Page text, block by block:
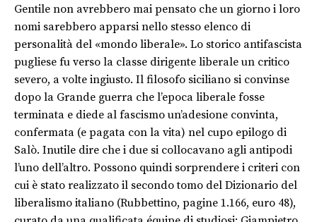
Gentile non avrebbero mai pensato che un giorno i loro
nomi sarebbero apparsi nello stesso elenco di
personalità del «mondo liberale». Lo storico antifascista
pugliese fu verso la classe dirigente liberale un critico
severo, a volte ingiusto. Il filosofo siciliano si convinse
dopo la Grande guerra che l’epoca liberale fosse
terminata e diede al fascismo un’adesione convinta,
confermata (e pagata con la vita) nel cupo epilogo di
Salò. Inutile dire che i due si collocavano agli antipodi
l’uno dell’altro. Possono quindi sorprendere i criteri con
cui è stato realizzato il secondo tomo del Dizionario del
liberalismo italiano (Rubbettino, pagine 1.166, euro 48),